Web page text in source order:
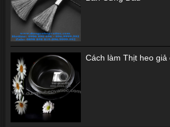
Cách làm Thịt heo giả